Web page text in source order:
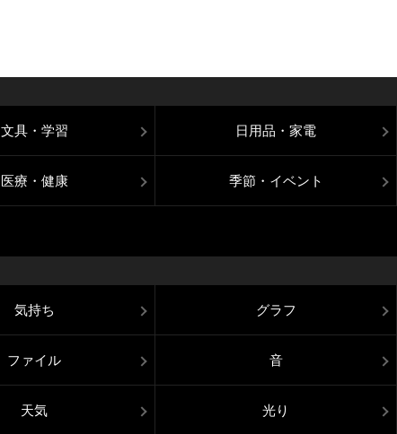
文具・学習 日用品・家電
医療・健康 季節・イベント
気持ち グラフ
ファイル 音
天気 光り